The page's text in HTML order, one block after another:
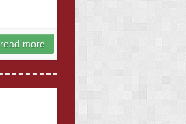
read more